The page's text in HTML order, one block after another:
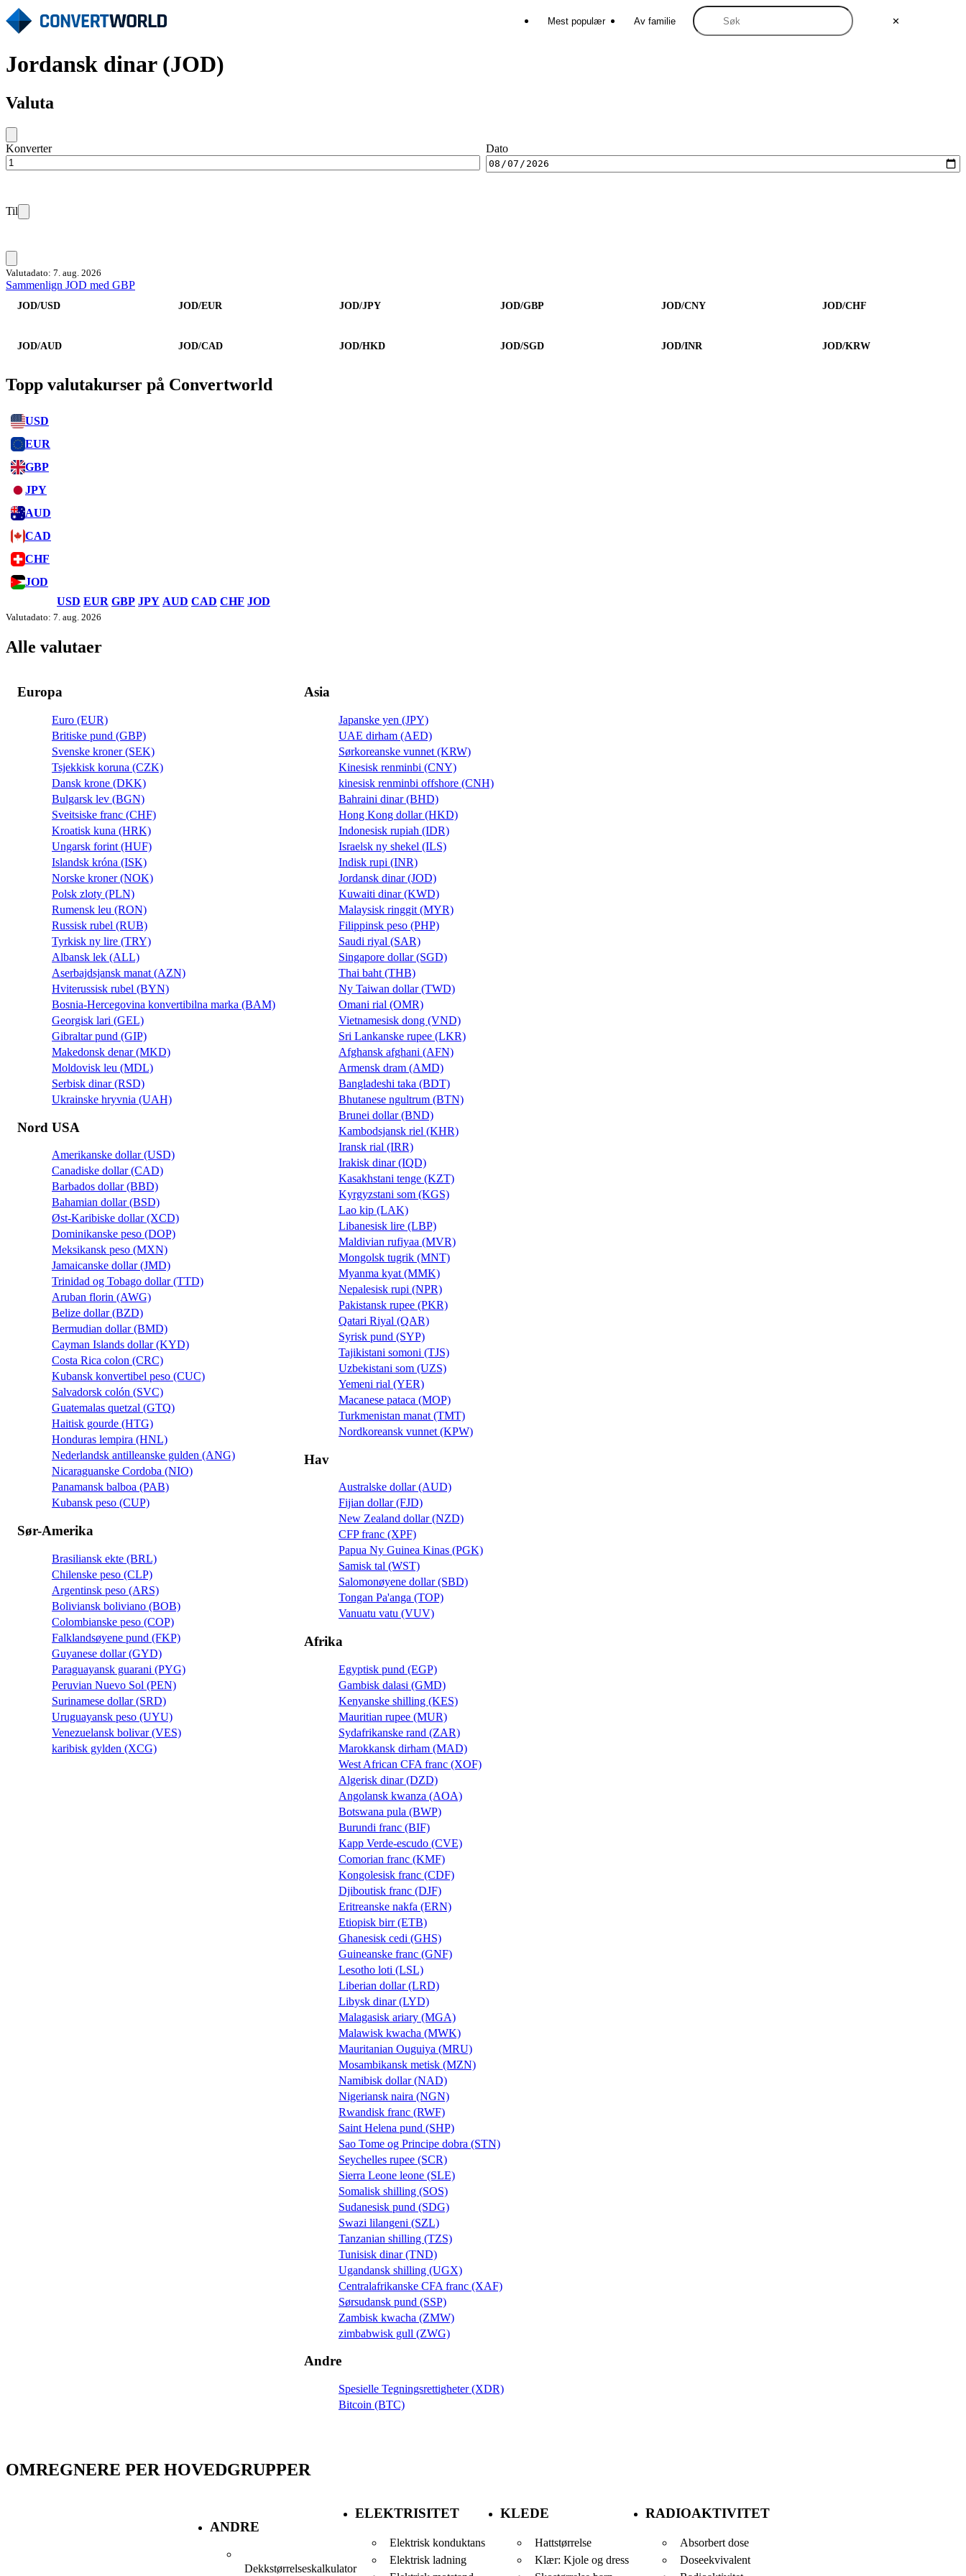
✕
Mest populær Av familie
Jordansk dinar (JOD)
Valuta
Konverter Dato
Til
Valutadato: 7. aug. 2026
Sammenlign JOD med GBP
JOD/USD JOD/EUR JOD/JPY JOD/GBP JOD/CNY JOD/CHF
JOD/AUD JOD/CAD JOD/HKD JOD/SGD JOD/INR JOD/KRW
Topp valutakurser på Convertworld
USD
EUR
GBP
JPY
AUD
CAD
CHF
JOD
USD EUR GBP JPY AUD CAD CHF JOD
Valutadato: 7. aug. 2026
Alle valutaer
Europa
Euro (EUR)
Britiske pund (GBP)
Svenske kroner (SEK)
Tsjekkisk koruna (CZK)
Dansk krone (DKK)
Bulgarsk lev (BGN)
Sveitsiske franc (CHF)
Kroatisk kuna (HRK)
Ungarsk forint (HUF)
Islandsk króna (ISK)
Norske kroner (NOK)
Polsk zloty (PLN)
Rumensk leu (RON)
Russisk rubel (RUB)
Tyrkisk ny lire (TRY)
Albansk lek (ALL)
Aserbajdsjansk manat (AZN)
Hviterussisk rubel (BYN)
Bosnia-Hercegovina konvertibilna marka (BAM)
Georgisk lari (GEL)
Gibraltar pund (GIP)
Makedonsk denar (MKD)
Moldovisk leu (MDL)
Serbisk dinar (RSD)
Ukrainske hryvnia (UAH)
Nord USA
Amerikanske dollar (USD)
Canadiske dollar (CAD)
Barbados dollar (BBD)
Bahamian dollar (BSD)
Øst-Karibiske dollar (XCD)
Dominikanske peso (DOP)
Meksikansk peso (MXN)
Jamaicanske dollar (JMD)
Trinidad og Tobago dollar (TTD)
Aruban florin (AWG)
Belize dollar (BZD)
Bermudian dollar (BMD)
Cayman Islands dollar (KYD)
Costa Rica colon (CRC)
Kubansk konvertibel peso (CUC)
Salvadorsk colón (SVC)
Guatemalas quetzal (GTQ)
Haitisk gourde (HTG)
Honduras lempira (HNL)
Nederlandsk antilleanske gulden (ANG)
Nicaraguanske Cordoba (NIO)
Panamansk balboa (PAB)
Kubansk peso (CUP)
Sør-Amerika
Brasiliansk ekte (BRL)
Chilenske peso (CLP)
Argentinsk peso (ARS)
Boliviansk boliviano (BOB)
Colombianske peso (COP)
Falklandsøyene pund (FKP)
Guyanese dollar (GYD)
Paraguayansk guarani (PYG)
Peruvian Nuevo Sol (PEN)
Surinamese dollar (SRD)
Uruguayansk peso (UYU)
Venezuelansk bolivar (VES)
karibisk gylden (XCG)
Asia
Japanske yen (JPY)
UAE dirham (AED)
Sørkoreanske vunnet (KRW)
Kinesisk renminbi (CNY)
kinesisk renminbi offshore (CNH)
Bahraini dinar (BHD)
Hong Kong dollar (HKD)
Indonesisk rupiah (IDR)
Israelsk ny shekel (ILS)
Indisk rupi (INR)
Jordansk dinar (JOD)
Kuwaiti dinar (KWD)
Malaysisk ringgit (MYR)
Filippinsk peso (PHP)
Saudi riyal (SAR)
Singapore dollar (SGD)
Thai baht (THB)
Ny Taiwan dollar (TWD)
Omani rial (OMR)
Vietnamesisk dong (VND)
Sri Lankanske rupee (LKR)
Afghansk afghani (AFN)
Armensk dram (AMD)
Bangladeshi taka (BDT)
Bhutanese ngultrum (BTN)
Brunei dollar (BND)
Kambodsjansk riel (KHR)
Iransk rial (IRR)
Irakisk dinar (IQD)
Kasakhstani tenge (KZT)
Kyrgyzstani som (KGS)
Lao kip (LAK)
Libanesisk lire (LBP)
Maldivian rufiyaa (MVR)
Mongolsk tugrik (MNT)
Myanma kyat (MMK)
Nepalesisk rupi (NPR)
Pakistansk rupee (PKR)
Qatari Riyal (QAR)
Syrisk pund (SYP)
Tajikistani somoni (TJS)
Uzbekistani som (UZS)
Yemeni rial (YER)
Macanese pataca (MOP)
Turkmenistan manat (TMT)
Nordkoreansk vunnet (KPW)
Hav
Australske dollar (AUD)
Fijian dollar (FJD)
New Zealand dollar (NZD)
CFP franc (XPF)
Papua Ny Guinea Kinas (PGK)
Samisk tal (WST)
Salomonøyene dollar (SBD)
Tongan Pa'anga (TOP)
Vanuatu vatu (VUV)
Afrika
Egyptisk pund (EGP)
Gambisk dalasi (GMD)
Kenyanske shilling (KES)
Mauritian rupee (MUR)
Sydafrikanske rand (ZAR)
Marokkansk dirham (MAD)
West African CFA franc (XOF)
Algerisk dinar (DZD)
Angolansk kwanza (AOA)
Botswana pula (BWP)
Burundi franc (BIF)
Kapp Verde-escudo (CVE)
Comorian franc (KMF)
Kongolesisk franc (CDF)
Djiboutisk franc (DJF)
Eritreanske nakfa (ERN)
Etiopisk birr (ETB)
Ghanesisk cedi (GHS)
Guineanske franc (GNF)
Lesotho loti (LSL)
Liberian dollar (LRD)
Libysk dinar (LYD)
Malagasisk ariary (MGA)
Malawisk kwacha (MWK)
Mauritanian Ouguiya (MRU)
Mosambikansk metisk (MZN)
Namibisk dollar (NAD)
Nigeriansk naira (NGN)
Rwandisk franc (RWF)
Saint Helena pund (SHP)
Sao Tome og Principe dobra (STN)
Seychelles rupee (SCR)
Sierra Leone leone (SLE)
Somalisk shilling (SOS)
Sudanesisk pund (SDG)
Swazi lilangeni (SZL)
Tanzanian shilling (TZS)
Tunisisk dinar (TND)
Ugandansk shilling (UGX)
Centralafrikanske CFA franc (XAF)
Sørsudansk pund (SSP)
Zambisk kwacha (ZMW)
zimbabwisk gull (ZWG)
Andre
Spesielle Tegningsrettigheter (XDR)
Bitcoin (BTC)
OMREGNERE PER HOVEDGRUPPER
ANDRE
Dekkstørrelseskalkulator
ELEKTRISITET
Elektrisk konduktans
Elektrisk ladning
KLEDE
Hattstørrelse
Klær: Kjole og dress
RADIOAKTIVITET
Absorbert dose
Doseekvivalent